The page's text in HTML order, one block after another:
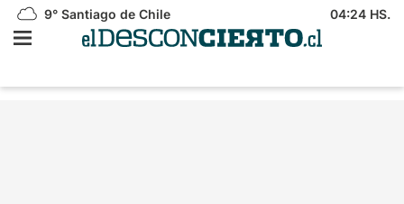
9° Santiago de Chile 04:24 HS.